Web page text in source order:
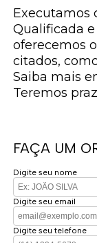
Executamos
Qualificada
oferecemos
citados,
Saiba mais
Teremos
FAÇA UM
Digite seu nome
Digite seu email
Digite seu telefone